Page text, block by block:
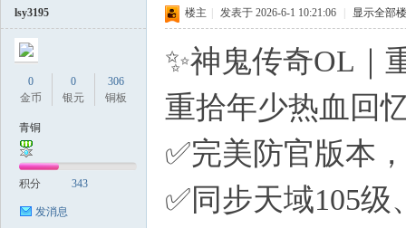
lsy3195
0
金币
0
银元
306
铜板
青铜
积分 343
发消息
楼主 发表于 2026-6-1 10:21:06 显示全部
✨神鬼传奇OL｜
重拾年少热血回
✅完美防官版本
✅同步天域105